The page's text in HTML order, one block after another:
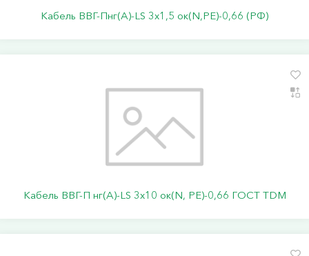
Кабель ВВГ-Пнг(А)-LS 3х1,5 ок(N,PE)-0,66 (РФ)
Кабель ВВГ-П нг(А)-LS 3х10 ок(N, PE)-0,66 ГОСТ TDM